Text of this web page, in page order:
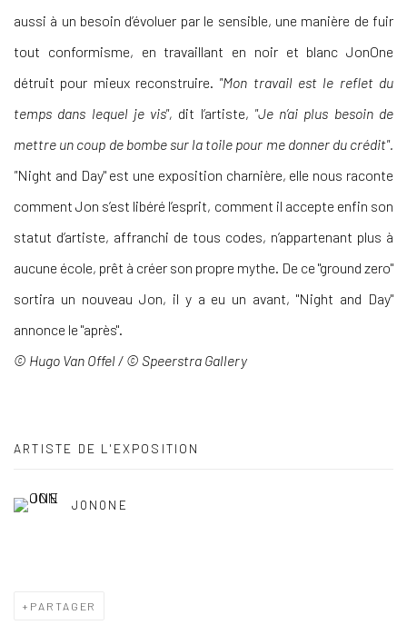
aussi à un besoin d’évoluer par le sensible, une manière de fuir
tout conformisme, en travaillant en noir et blanc JonOne
détruit pour mieux reconstruire. "Mon travail est le reflet du
temps dans lequel je vis", dit l’artiste, "Je n’ai plus besoin de
mettre un coup de bombe sur la toile pour me donner du crédit".
"Night and Day" est une exposition charnière, elle nous raconte
comment Jon s’est libéré l’esprit, comment il accepte enfin son
statut d’artiste, affranchi de tous codes, n’appartenant plus à
aucune école, prêt à créer son propre mythe. De ce "ground zero"
sortira un nouveau Jon, il y a eu un avant, "Night and Day"
annonce le "après".
© Hugo Van Offel / © Speerstra Gallery
ARTISTE DE L'EXPOSITION
JONONE
PARTAGER